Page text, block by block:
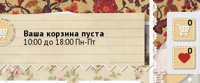
Ваша корзина пуста
10:00 до 18:00 Пн-Пт
0
0